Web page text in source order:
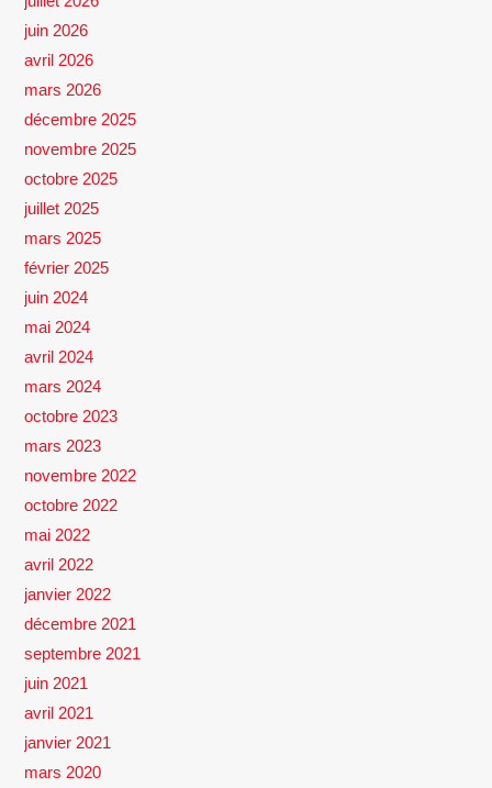
juin 2026
avril 2026
mars 2026
décembre 2025
novembre 2025
octobre 2025
juillet 2025
mars 2025
février 2025
juin 2024
mai 2024
avril 2024
mars 2024
octobre 2023
mars 2023
novembre 2022
octobre 2022
mai 2022
avril 2022
janvier 2022
décembre 2021
septembre 2021
juin 2021
avril 2021
janvier 2021
mars 2020